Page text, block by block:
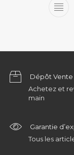
Dépôt Vente
Achetez et
main
Garantie
Tous les